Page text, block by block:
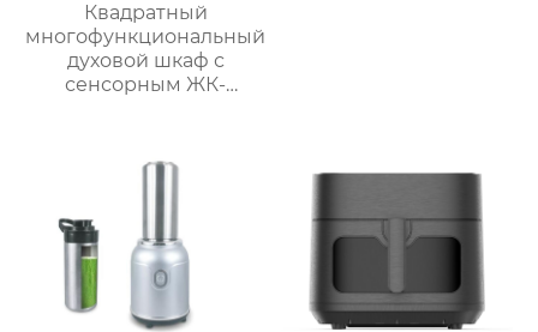
Квадратный
многофункциональный
духовой шкаф с
сенсорным ЖК-